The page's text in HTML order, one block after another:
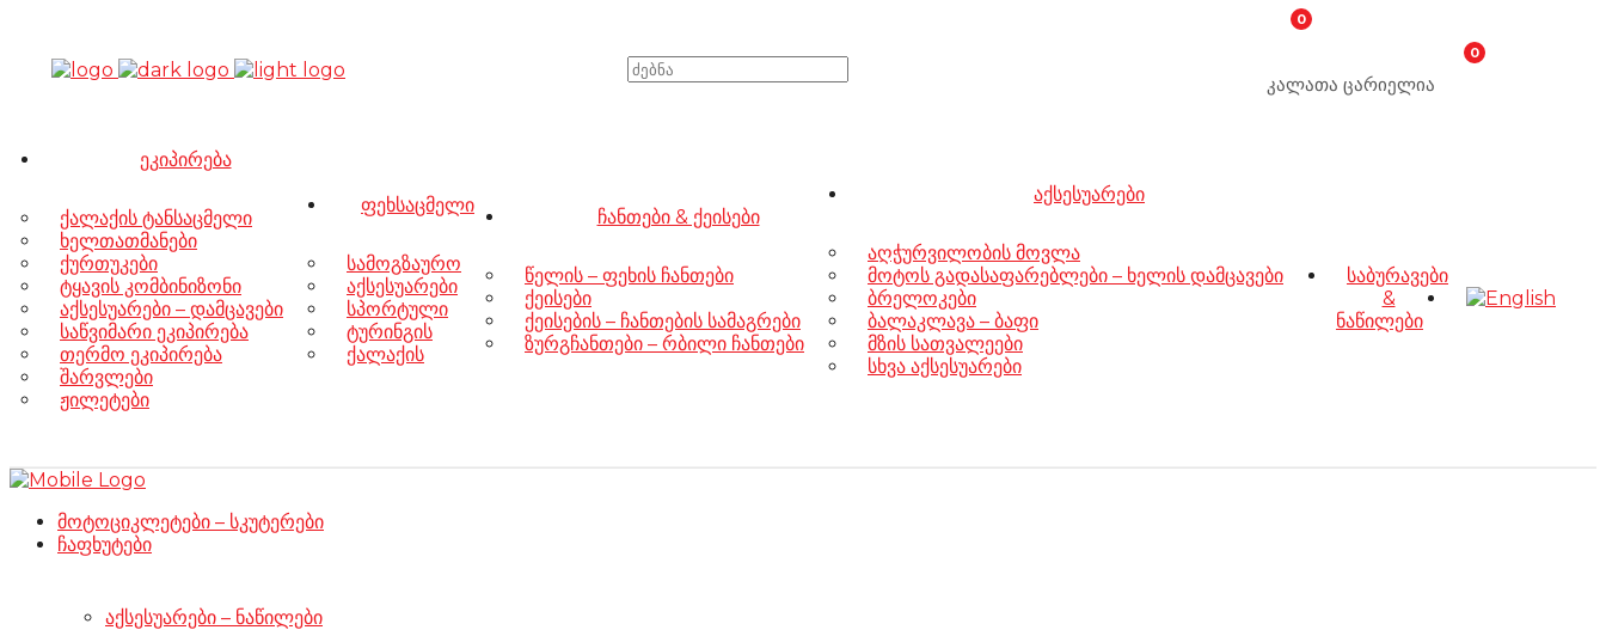
0
კალათა ცარიელია
0
ეკიპირება
ქალაქის ტანსაცმელი
ხელთათმანები
ქურთუკები
ტყავის კომბინიზონი
აქსესუარები – დამცავები
საწვიმარი ეკიპირება
თერმო ეკიპირება
შარვლები
ჟილეტები
ფეხსაცმელი
სამოგზაურო
აქსესუარები
სპორტული
ტურინგის
ქალაქის
ჩანთები & ქეისები
წელის – ფეხის ჩანთები
ქეისები
ქეისების – ჩანთების სამაგრები
ზურგჩანთები – რბილი ჩანთები
აქსესუარები
აღჭურვილობის მოვლა
მოტოს გადასაფარებლები – ხელის დამცავები
ბრელოკები
ბალაკლავა – ბაფი
მზის სათვალეები
სხვა აქსესუარები
საბურავები
&
ნაწილები
მოტოციკლეტები – სკუტერები
ჩაფხუტები
აქსესუარები – ნაწილები